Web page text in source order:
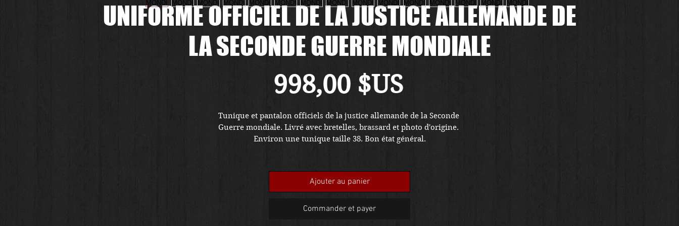
UNIFORME OFFICIEL DE LA JUSTICE ALLEMANDE DE
LA SECONDE GUERRE MONDIALE
998,00 $USPrix
Tunique et pantalon officiels de la justice allemande de la Seconde
Guerre mondiale. Livré avec bretelles, brassard et photo d'origine.
Environ une tunique taille 38. Bon état général.
Ajouter au panier
Commander et payer